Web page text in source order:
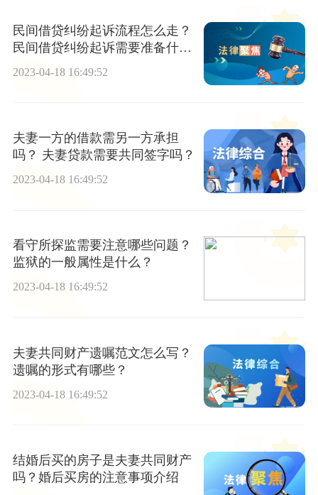
民间借贷纠纷起诉流程怎么走？
民间借贷纠纷起诉需要准备什么
2023-04-18 16:49:52
夫妻一方的借款需另一方承担
吗？ 夫妻贷款需要共同签字吗？
2023-04-18 16:49:52
看守所探监需要注意哪些问题？
监狱的一般属性是什么？
2023-04-18 16:49:52
夫妻共同财产遗嘱范文怎么写？
遗嘱的形式有哪些？
2023-04-18 16:49:52
结婚后买的房子是夫妻共同财产
吗？婚后买房的注意事项介绍